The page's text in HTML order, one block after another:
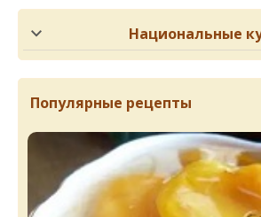
Национальные
Популярные рецепты